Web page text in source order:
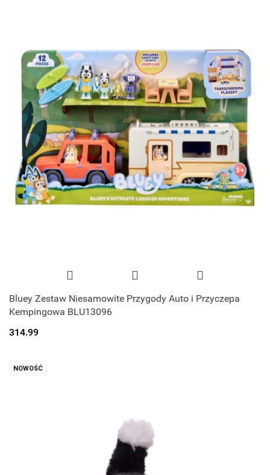
Bluey Zestaw Niesamowite Przygody Auto i Przyczepa
Kempingowa BLU13096
314.99
NOWOŚĆ